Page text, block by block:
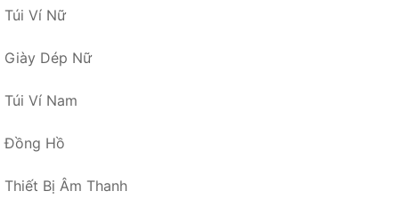
Túi Ví Nữ
Giày Dép Nữ
Túi Ví Nam
Đồng Hồ
Thiết Bị Âm Thanh